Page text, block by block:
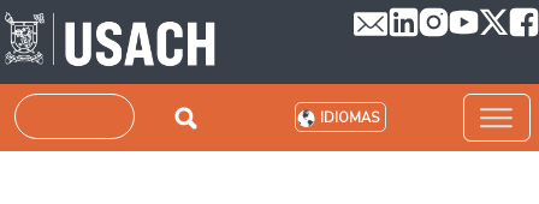
Pasar al contenido principal
Buscar IDIOMAS